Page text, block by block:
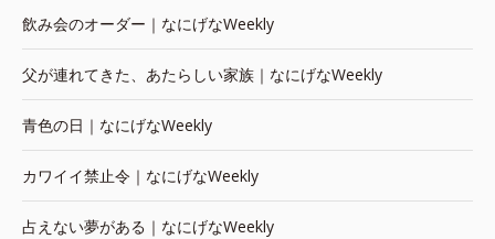
飲み会のオーダー｜なにげなWeekly
父が連れてきた、あたらしい家族｜なにげなWeekly
青色の日｜なにげなWeekly
カワイイ禁止令｜なにげなWeekly
占えない夢がある｜なにげなWeekly